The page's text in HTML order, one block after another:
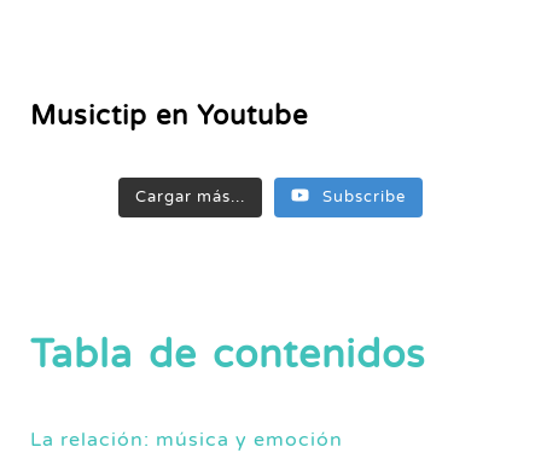
Musictip en Youtube
Cargar más... Subscribe
Tabla de contenidos
La relación: música y emoción